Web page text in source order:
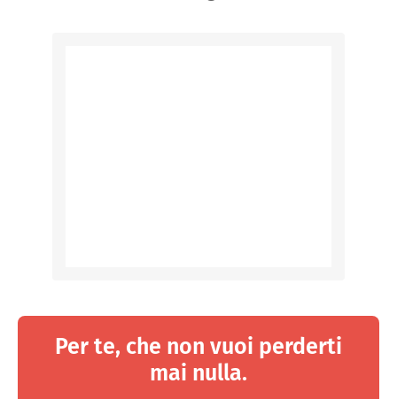
Per te, che non vuoi perderti
mai nulla.